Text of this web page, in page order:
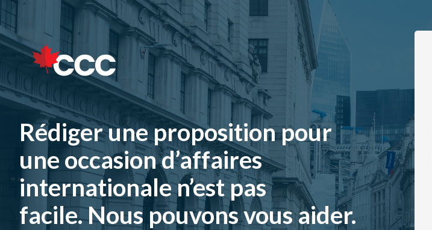
Rédiger une proposition pour
une occasion d’affaires
internationale n’est pas
facile. Nous pouvons vous aider.